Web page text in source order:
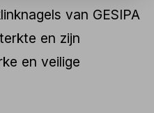
van GESIPA
en zijn
en veilige